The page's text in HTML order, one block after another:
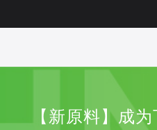
【新原料】成